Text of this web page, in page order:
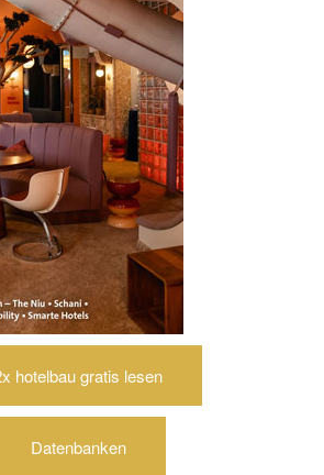
hotelbau gratis lesen
Datenbanken